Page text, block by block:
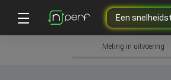
Een
Meting in uitvoering